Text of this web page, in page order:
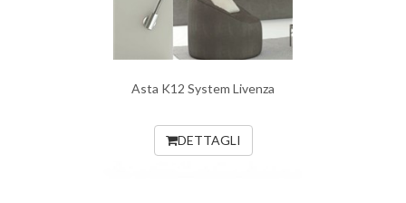
Asta K12 System Livenza
DETTAGLI